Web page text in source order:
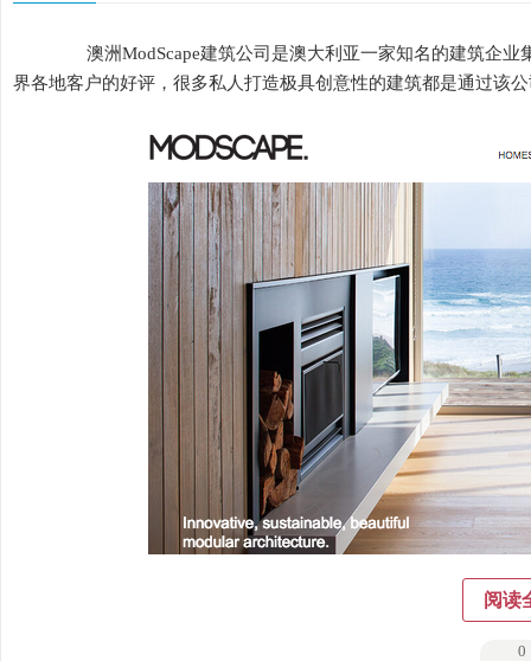
澳洲ModScape建筑公司是澳大利亚一家知名的建筑企业
界各地客户的好评，很多私人打造极具创意性的建筑都是通过该
阅读
0